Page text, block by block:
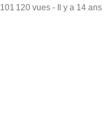
101 120 vues - Il y a 14 ans